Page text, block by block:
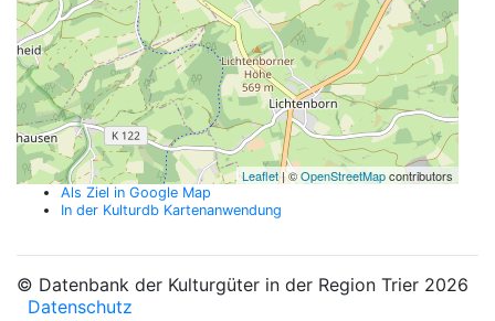
Leaflet| ©OpenStreetMapcontributors
Als Ziel in Google Map
In der Kulturdb Kartenanwendung
© Datenbank der Kulturgüter in der Region Trier 2026
Datenschutz